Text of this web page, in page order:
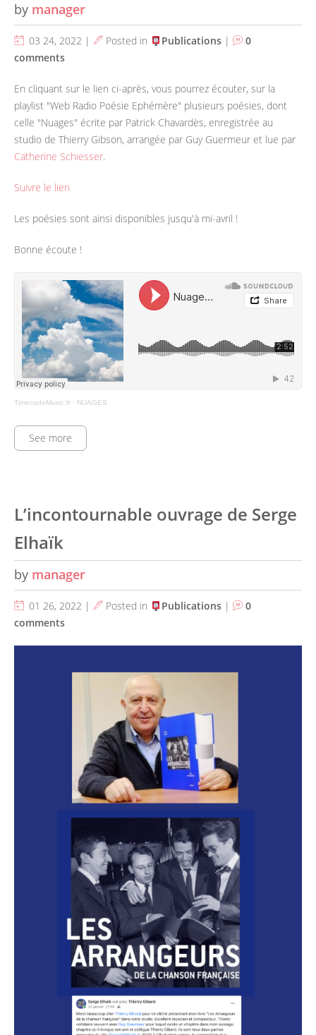
by manager
03 24, 2022 | Posted in Publications|
0
comments
En cliquant sur le lien ci-après, vous pourrez écouter, sur la
playlist "Web Radio Poésie Ephémère" plusieurs poésies, dont
celle "Nuages" écrite par Patrick Chavardès, enregistrée au
studio de Thierry Gibson, arrangée par Guy Guermeur et lue par
Catherine Schiesser.
Suivre le lien
Les poésies sont ainsi disponibles jusqu'à mi-avril !
Bonne écoute !
TimecodeMusic.fr · NUAGES
See more
L’incontournable ouvrage de Serge
Elhaïk
by manager
01 26, 2022 | Posted in Publications|
0
comments